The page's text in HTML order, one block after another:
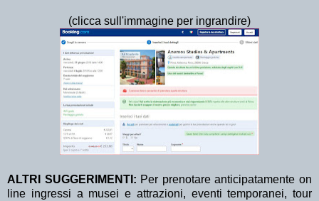
(clicca sull'immagine per ingrandire)
ALTRI SUGGERIMENTI: Per prenotare anticipatamente on
line ingressi a musei e attrazioni, eventi temporanei, tour